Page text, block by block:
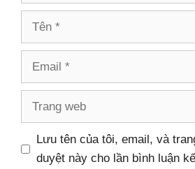
Tên
Email
Trang
Lưu tên của tôi, email, và
duyệt này cho lần bình luận